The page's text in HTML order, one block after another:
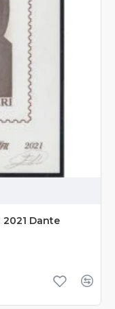
2021 Dante